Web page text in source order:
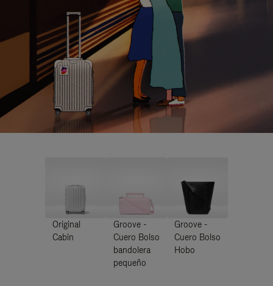
Original
Cabin
Groove -
Cuero Bolso
bandolera
pequeño
Groove -
Cuero Bolso
Hobo